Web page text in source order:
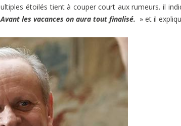
étoilés tient à couper court aux rumeurs. il
les vacances on aura tout finalisé. » et il